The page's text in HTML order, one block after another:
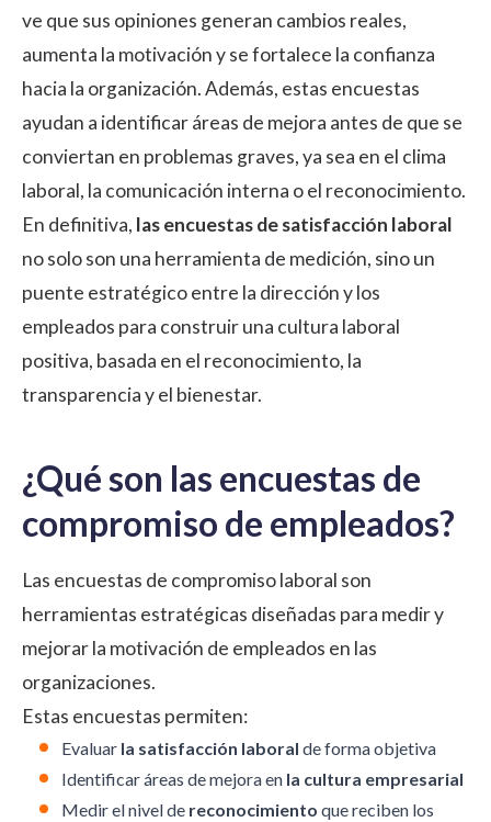
ve que sus opiniones generan cambios reales,
aumenta la motivación y se fortalece la confianza
hacia la organización. Además, estas encuestas
ayudan a identificar áreas de mejora antes de que se
conviertan en problemas graves, ya sea en el clima
laboral, la comunicación interna o el reconocimiento.
En definitiva, las encuestas de satisfacción laboral
no solo son una herramienta de medición, sino un
puente estratégico entre la dirección y los
empleados para construir una cultura laboral
positiva, basada en el reconocimiento, la
transparencia y el bienestar.
¿Qué son las encuestas de
compromiso de empleados?
Las encuestas de compromiso laboral son
herramientas estratégicas diseñadas para medir y
mejorar la motivación de empleados en las
organizaciones.
Estas encuestas permiten:
Evaluar la satisfacción laboral de forma objetiva
Identificar áreas de mejora en la cultura empresarial
Medir el nivel de reconocimiento que reciben los